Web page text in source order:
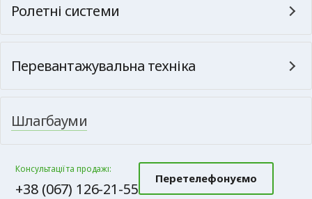
Ролетні системи
Перевантажувальна техніка
Шлагбауми
Консультації та продажі:
+38 (067) 126-21-55
Перетелефонуємо